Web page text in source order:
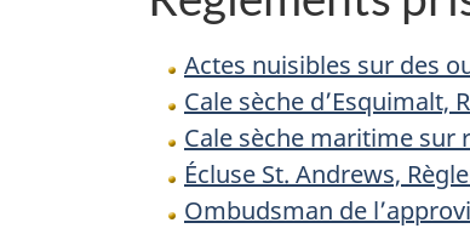
Actes nuisibles sur des
Cale sèche d’Esquimalt,
Cale sèche maritime sur
Écluse St. Andrews,
Ombudsman de